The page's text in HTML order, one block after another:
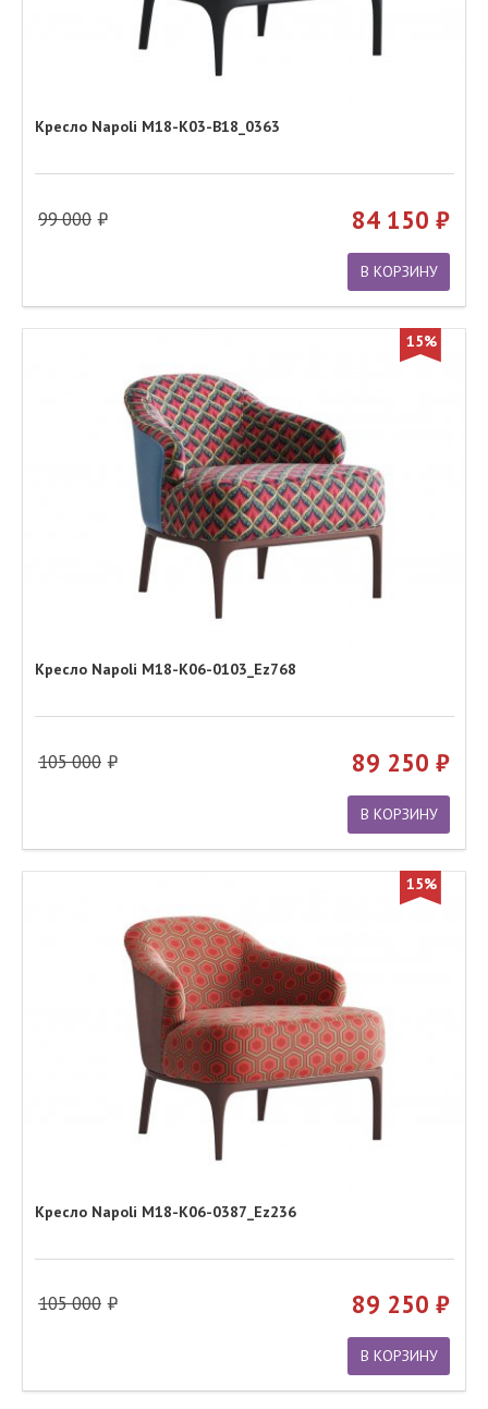
Кресло Napoli M18-K03-B18_0363
99 000 84 150
В КОРЗИНУ
15%
Кресло Napoli M18-K06-0103_Ez768
105 000 89 250
В КОРЗИНУ
15%
Кресло Napoli M18-K06-0387_Ez236
105 000 89 250
В КОРЗИНУ